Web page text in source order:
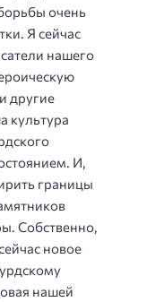
очень
Я сейчас
нашего
другие
культура
И,
границы
Собственно,
новое
нашей